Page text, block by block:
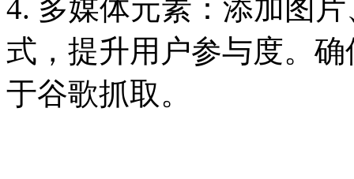
4. 多媒体元素：添加图
式，提升用户参与度。
于谷歌抓取。